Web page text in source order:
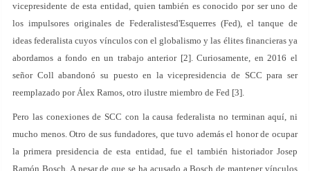
vicepresidente de esta entidad, quien también es conocido por ser uno de
los impulsores originales de Federalistesd'Esquerres (Fed), el tanque de
ideas federalista cuyos vínculos con el globalismo y las élites financieras ya
abordamos a fondo en un trabajo anterior [2]. Curiosamente, en 2016 el
señor Coll abandonó su puesto en la vicepresidencia de SCC para ser
reemplazado por Álex Ramos, otro ilustre miembro de Fed [3].
Pero las conexiones de SCC con la causa federalista no terminan aquí, ni
mucho menos. Otro de sus fundadores, que tuvo además el honor de ocupar
la primera presidencia de esta entidad, fue el también historiador Josep
Ramón Bosch. A pesar de que se ha acusado a Bosch de mantener vínculos